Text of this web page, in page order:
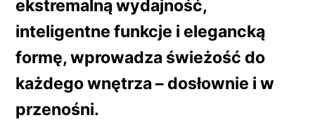
ekstremalną wydajność,
inteligentne funkcje i elegancką
formę, wprowadza świeżość do
każdego wnętrza – dosłownie i w
przenośni.